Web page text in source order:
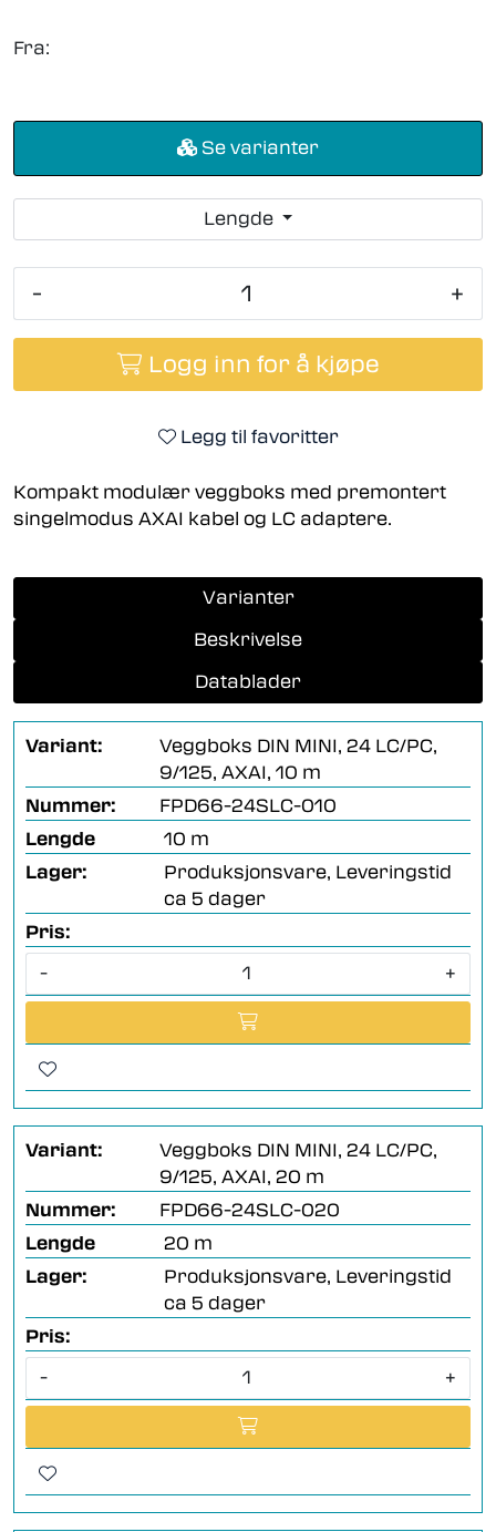
Fra:
Se varianter
Lengde
- +
Logg inn for å kjøpe
Legg til favoritter
Kompakt modulær veggboks med premontert
singelmodus AXAI kabel og LC adaptere.
Varianter
Beskrivelse
Datablader
Variant:
Veggboks DIN MINI, 24 LC/PC,
9/125, AXAI, 10 m
Nummer:
FPD66-24SLC-010
Lengde
10 m
Lager:
Produksjonsvare, Leveringstid
ca 5 dager
Pris:
-
+
Variant:
Veggboks DIN MINI, 24 LC/PC,
9/125, AXAI, 20 m
Nummer:
FPD66-24SLC-020
Lengde
20 m
Lager:
Produksjonsvare, Leveringstid
ca 5 dager
Pris:
-
+